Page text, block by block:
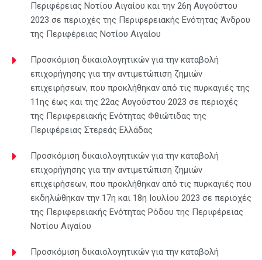
Περιφέρειας Νοτίου Αιγαίου και την 26η Αυγούστου
2023 σε περιοχές της Περιφερειακής Ενότητας Άνδρου
της Περιφέρειας Νοτίου Αιγαίου
Προσκόμιση δικαιολογητικών για την καταβολή
επιχορήγησης για την αντιμετώπιση ζημιών
επιχειρήσεων, που προκλήθηκαν από τις πυρκαγιές της
11ης έως και της 22ας Αυγούστου 2023 σε περιοχές
της Περιφερειακής Ενότητας Φθιώτιδας της
Περιφέρειας Στερεάς Ελλάδας
Προσκόμιση δικαιολογητικών για την καταβολή
επιχορήγησης για την αντιμετώπιση ζημιών
επιχειρήσεων, που προκλήθηκαν από τις πυρκαγιές που
εκδηλώθηκαν την 17η και 18η Ιουλίου 2023 σε περιοχές
της Περιφερειακής Ενότητας Ρόδου της Περιφέρειας
Νοτίου Αιγαίου
Προσκόμιση δικαιολογητικών για την καταβολή